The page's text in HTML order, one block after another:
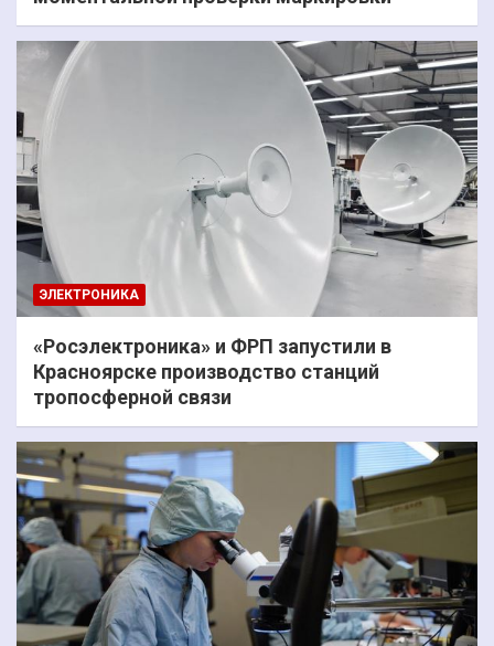
ЭЛЕКТРОНИКА
«Росэлектроника» и ФРП запустили в
Красноярске производство станций
тропосферной связи